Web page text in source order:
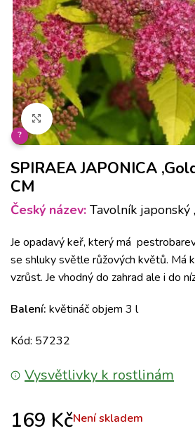
Klikněte pro zvětšení
?
SPIRAEA JAPONICA
CM
Český název: Tavolník japonský
Je opadavý keř, který má
se shluky světle růžových květů. Má
vzrůst. Je vhodný do zahrad ale i do
Balení: květináč objem 3 l
Kód: 57232
Vysvětlivky k rostlinám
169 KčNení skladem